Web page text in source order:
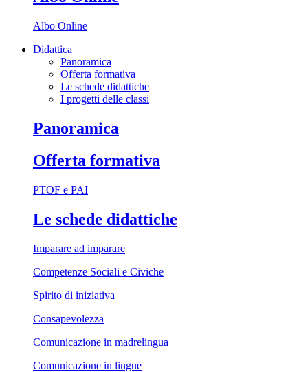
Albo Online
Didattica
Panoramica
Offerta formativa
Le schede didattiche
I progetti delle classi
Panoramica
Offerta formativa
PTOF e PAI
Le schede didattiche
Imparare ad imparare
Competenze Sociali e Civiche
Spirito di iniziativa
Consapevolezza
Comunicazione in madrelingua
Comunicazione in lingue